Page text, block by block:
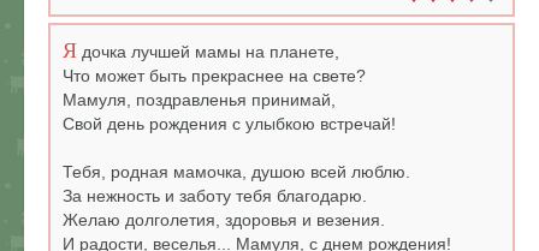
Я дочка лучшей мамы на планете,
Что может быть прекраснее на свете?
Мамуля, поздравленья принимай,
Свой день рождения с улыбкою встречай!
Тебя, родная мамочка, душою всей люблю.
За нежность и заботу тебя благодарю.
Желаю долголетия, здоровья и везения.
И радости, веселья... Мамуля, с днем рождения!